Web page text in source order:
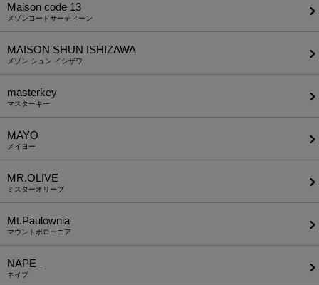
Maison code 13
メゾンコードサーティーン
MAISON SHUN ISHIZAWA
メゾン シュン イシザワ
masterkey
マスターキー
MAYO
メイヨー
MR.OLIVE
ミスターオリーブ
Mt.Paulownia
マウントポローニア
NAPE_
ネイプ